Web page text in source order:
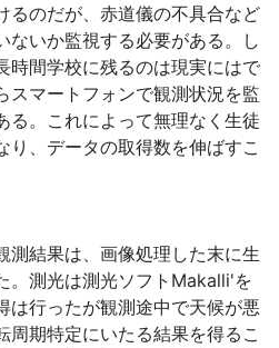
るのだが、赤道儀の不具合など
ないか監視する必要がある。し
時間学校に残るのは現実にはで
スマートフォンで観測状況を監
る。これによって無理なく生徒
り、データの取得数を伸ばすこ
結果は、画像処理した末に生
。測光は測光ソフトMakalli'を
は行ったが観測途中で天候が悪
周期特定にいたる結果を得るこ